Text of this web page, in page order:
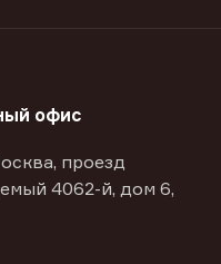
офис
проезд
4062-й, дом 6,